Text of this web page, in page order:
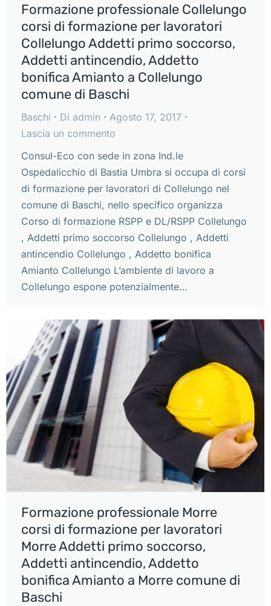
Formazione professionale Collelungo
corsi di formazione per lavoratori
Collelungo Addetti primo soccorso,
Addetti antincendio, Addetto
bonifica Amianto a Collelungo
comune di Baschi
Baschi Di admin
Agosto 17, 2017
Lascia un commento
Consul-Eco con sede in zona Ind.le
Ospedalicchio di Bastia Umbra si occupa di corsi
di formazione per lavoratori di Collelungo nel
comune di Baschi, nello specifico organizza
Corso di formazione RSPP e DL/RSPP Collelungo
, Addetti primo soccorso Collelungo , Addetti
antincendio Collelungo , Addetto bonifica
Amianto Collelungo L’ambiente di lavoro a
Collelungo espone potenzialmente…
Formazione professionale Morre
corsi di formazione per lavoratori
Morre Addetti primo soccorso,
Addetti antincendio, Addetto
bonifica Amianto a Morre comune di
Baschi